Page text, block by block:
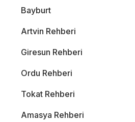
Bayburt
Artvin Rehberi
Giresun Rehberi
Ordu Rehberi
Tokat Rehberi
Amasya Rehberi